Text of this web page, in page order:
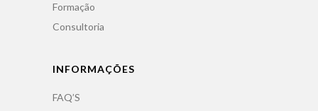
Formação
Consultoria
INFORMAÇÕES
FAQ’S